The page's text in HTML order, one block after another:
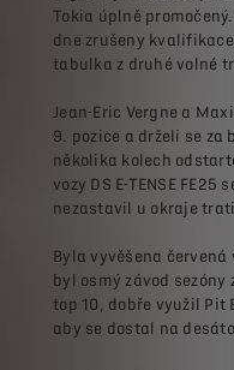
Tokia úplně
dne zrušeny
tabulka z druhé volné
Jean-Eric Vergne a
9. pozice a drželi se za
několika kolech
vozy DS E-TENSE
nezastavil u okraje
Byla vyvěšena
byl osmý závod sezóny
top 10, dobře využil Pit
aby se dostal na